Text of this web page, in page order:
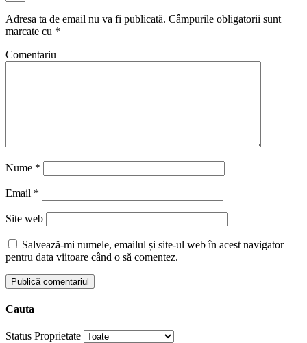
Adresa ta de email nu va fi publicată. Câmpurile obligatorii sunt
marcate cu *
Comentariu
Nume *
Email *
Site web
Salvează-mi numele, emailul și site-ul web în acest navigator
pentru data viitoare când o să comentez.
Cauta
Status Proprietate